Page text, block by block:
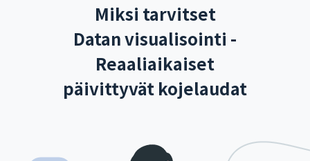
Miksi tarvitset
Datan visualisointi -
Reaaliaikaiset
päivittyvät kojelaudat